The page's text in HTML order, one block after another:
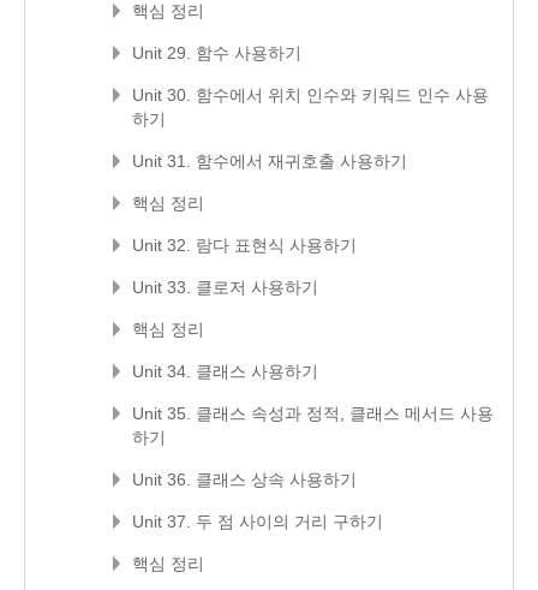
핵심 정리
Unit 29. 함수 사용하기
Unit 30. 함수에서 위치 인수와 키워드 인수 사용
하기
Unit 31. 함수에서 재귀호출 사용하기
핵심 정리
Unit 32. 람다 표현식 사용하기
Unit 33. 클로저 사용하기
핵심 정리
Unit 34. 클래스 사용하기
Unit 35. 클래스 속성과 정적, 클래스 메서드 사용
하기
Unit 36. 클래스 상속 사용하기
Unit 37. 두 점 사이의 거리 구하기
핵심 정리